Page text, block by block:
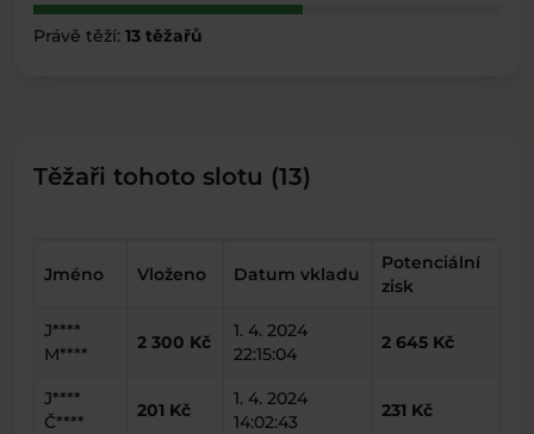
Právě těží: 13 těžařů
Těžaři tohoto slotu (13)
Jméno Vloženo Datum vkladu
Potenciální
zisk
J****
M****
2 300 Kč
1. 4. 2024
22:15:04
2 645 Kč
J****
Č****
201 Kč
1. 4. 2024
14:02:43
231 Kč